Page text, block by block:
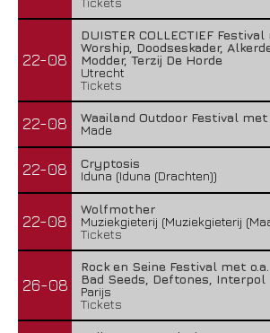
22-08
DUISTER COLLECTIEF
Worship, Doodseskader,
Modder, Terzij De Horde
Utrecht
Tickets
22-08
Waailand Outdoor Festival
Made
22-08
Cryptosis
Iduna (Iduna (Drachten))
22-08
Wolfmother
Muziekgieterij (Muziekgieterij
Tickets
26-08
Rock en Seine Festival met
Bad Seeds, Deftones, Interpol
Parijs
Tickets